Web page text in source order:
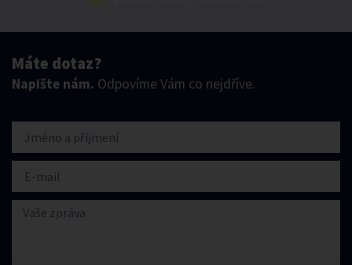
Máte dotaz?
Napište nám. Odpovíme Vám co nejdříve.